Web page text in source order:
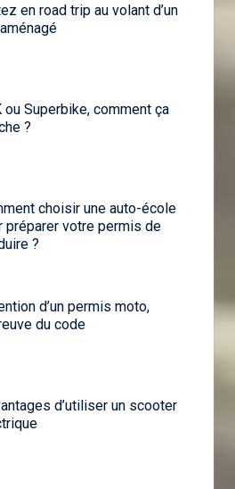
en road trip au volant d’un
ou Superbike, comment ça
?
choisir une auto-école
préparer votre permis de
?
d’un permis moto,
du code
d’utiliser un scooter